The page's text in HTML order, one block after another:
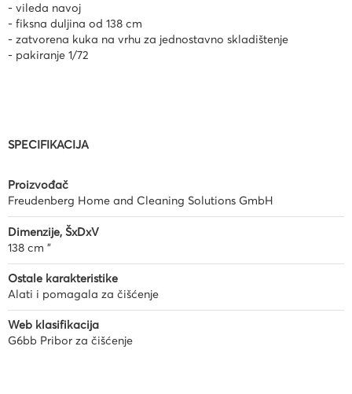
- vileda navoj
- fiksna duljina od 138 cm
- zatvorena kuka na vrhu za jednostavno skladištenje
- pakiranje 1/72
SPECIFIKACIJA
Proizvođač
Freudenberg Home and Cleaning Solutions GmbH
Dimenzije, ŠxDxV
138 cm "
Ostale karakteristike
Alati i pomagala za čišćenje
Web klasifikacija
G6bb Pribor za čišćenje